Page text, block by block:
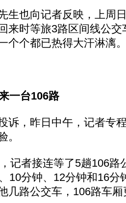
也向记者反映，上周
来时等旅3路区间线公
个个都已热得大汗淋漓
一台106路
，昨日中午，记者专
。
者接连等了5趟106路
10分钟、12分钟和16分
几路公交车，106路车